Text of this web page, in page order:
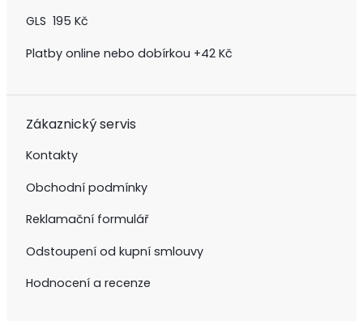
GLS 195 Kč
Platby online nebo dobírkou +42 Kč
Zákaznický servis
Kontakty
Obchodní podmínky
Reklamační formulář
Odstoupení od kupní smlouvy
Hodnocení a recenze